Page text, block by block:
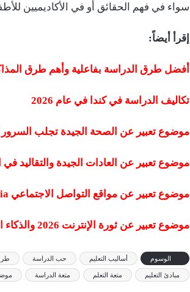
سواء في فهم الحقائق أو في الأكاديميين
إقرأ أيضاً:
أفضل طرق الدراسة بفاعلية وأهم طرق
تكاليف الدراسة في كندا في عام 2026
موضوع تعبير عن الصحة الجيدة تجلب السرور
موضوع تعبير عن العادات الجيدة والتقاليد في
موضوع تعبير عن مواقع التواصل الاجتماعي Social Media
موضوع تعبير عن ثورة الإنترنت 2026 والذكاء الأصطناعي
الوسوم أساليب التعليم حب الدراسة
مبادئ التعليم متعة التعلم متعة الدراسة